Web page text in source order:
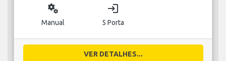
miscellaneous_services
Manual
login
5 Porta
VER DETALHES...